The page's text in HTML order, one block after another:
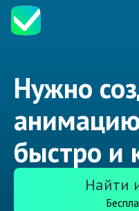
Нужно
быстро и
Найти